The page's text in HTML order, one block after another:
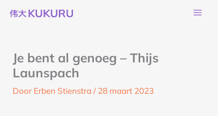
naar
Je bent al genoeg – Thijs
Launspach
Door Erben Stienstra/ 28 maart 2023